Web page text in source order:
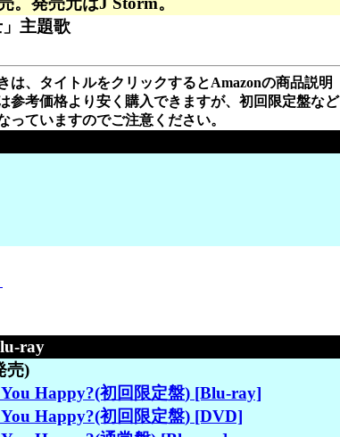
主題歌
、タイトルをクリックするとAmazonの商品説明
参考価格より安く購入できますが、初回限定盤など
ていますのでご注意ください。
ray
売)
Happy?(初回限定盤) [Blu-ray]
Happy?(初回限定盤) [DVD]